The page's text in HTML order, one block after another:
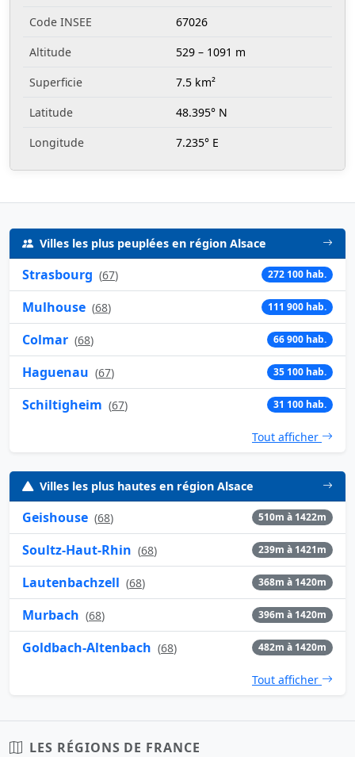
Code INSEE
67026
Altitude
529 – 1091 m
Superficie
7.5 km²
Latitude
48.395° N
Longitude
7.235° E
Villes les plus peuplées en région Alsace
Strasbourg (67) 272 100 hab.
Mulhouse (68) 111 900 hab.
Colmar (68) 66 900 hab.
Haguenau (67) 35 100 hab.
Schiltigheim (67) 31 100 hab.
Tout afficher
Villes les plus hautes en région Alsace
Geishouse (68) 510m à 1422m
Soultz-Haut-Rhin (68) 239m à 1421m
Lautenbachzell (68) 368m à 1420m
Murbach (68) 396m à 1420m
Goldbach-Altenbach (68) 482m à 1420m
Tout afficher
LES RÉGIONS DE FRANCE